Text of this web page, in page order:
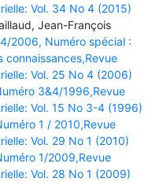
Vol. 34 No 4 (2015)
Jean-François
2006, Numéro spécial :
Vol. 25 No 4 (2006)
3&4/1996,Revue
Vol. 15 No 3-4 (1996)
1 / 2010,Revue
Vol. 29 No 1 (2010)
1/2009,Revue
Vol. 28 No 1 (2009)